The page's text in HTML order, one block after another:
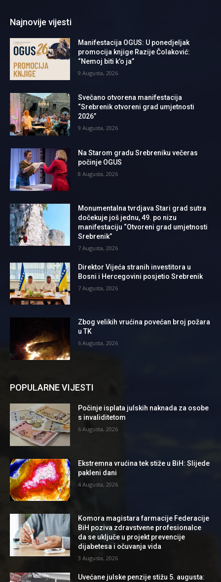
Najnovije vijesti
Manifestacija OGUS: U ponedjeljak
promocija knjige Razije Čolaković:
“Nemoj biti k’o ja”
9 Augusta, 2026
Svečano otvorena manifestacija
“Srebrenik otvoreni grad umjetnosti
2026”
9 Augusta, 2026
Na Starom gradu Srebreniku večeras
počinje OGUS
8 Augusta, 2026
Monumentalna tvrdjava Stari grad sutra
dočekuje još jednu, 49. po nizu
manifestaciju “Otvoreni grad umjetnosti
Srebrenik”
7 Augusta, 2026
Direktor Vijeća stranih investitora u
Bosni i Hercegovini posjetio Srebrenik
7 Augusta, 2026
Zbog velikih vrućina povećan broj požara
u TK
6 Augusta, 2026
POPULARNE VIJESTI
Počinje isplata julskih naknada za osobe
s invaliditetom
6 Augusta, 2026
Ekstremna vrućina tek stiže u BiH: Slijede
pakleni dani
4 Augusta, 2026
Komora magistara farmacije Federacije
BiH poziva zdravstvene profesionalce
da se uključe u projekt prevencije
dijabetesa i očuvanja vida
3 Augusta, 2026
Uvećane julske penzije stižu 5. augusta: